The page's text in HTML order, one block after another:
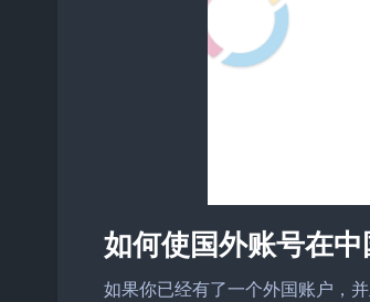
如何使国外账号在中
如果你已经有了一个外国账户，